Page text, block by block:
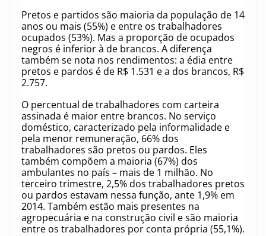
Pretos e partidos são maioria da população de 14
anos ou mais (55%) e entre os trabalhadores
ocupados (53%). Mas a proporção de ocupados
negros é inferior à de brancos. A diferença
também se nota nos rendimentos: a édia entre
pretos e pardos é de R$ 1.531 e a dos brancos, R$
2.757.
O percentual de trabalhadores com carteira
assinada é maior entre brancos. No serviço
doméstico, caracterizado pela informalidade e
pela menor remuneração, 66% dos
trabalhadores são pretos ou pardos. Eles
também compõem a maioria (67%) dos
ambulantes no país – mais de 1 milhão. No
terceiro trimestre, 2,5% dos trabalhadores pretos
ou pardos estavam nessa função, ante 1,9% em
2014. Também estão mais presentes na
agropecuária e na construção civil e são maioria
entre os trabalhadores por conta própria (55,1%).